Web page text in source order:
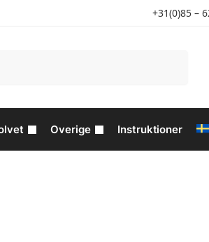
+31(0)85 –
Overige Instruktioner